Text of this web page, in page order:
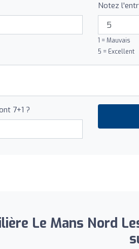
Notez
1 = Mauvais
5 = Excellent
7+1 ?
Le Mans Nord